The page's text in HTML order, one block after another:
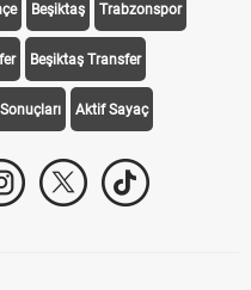
Beşiktaş Trabzonspor
Beşiktaş Transfer
Aktif Sayaç